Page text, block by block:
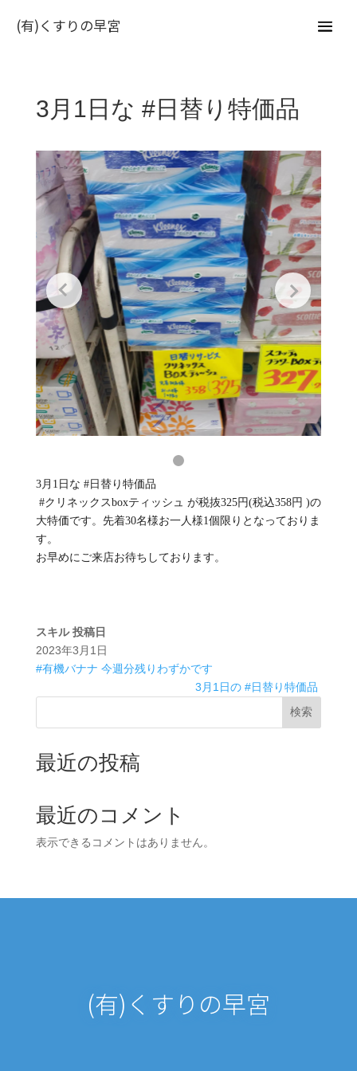
(有)くすりの早宮
3月1日な #日替り特価品 ⁡
3月1日な #日替り特価品 ⁡
⁡ #クリネックスboxティッシュ が税抜325円(税込358円 ⁡)の⁡
⁡大特価です。先着30名様お一人様1個限りとなっておりま
す。⁡
⁡お早めにご来店お待ちしております。
スキル 投稿日
2023年3月1日
#有機バナナ 今週分残りわずかです
3月1日の #日替り特価品 ⁡
検索
最近の投稿
最近のコメント
表示できるコメントはありません。
(有)くすりの早宮